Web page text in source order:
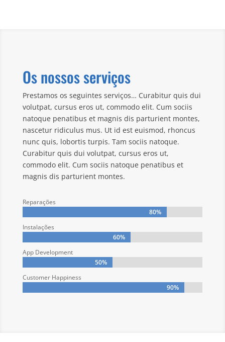
Os nossos serviços
Prestamos os seguintes serviços… Curabitur quis dui
volutpat, cursus eros ut, commodo elit. Cum sociis
natoque penatibus et magnis dis parturient montes,
nascetur ridiculus mus. Ut id est euismod, rhoncus
nunc quis, lobortis turpis. Tam sociis natoque.
Curabitur quis dui volutpat, cursus eros ut,
commodo elit. Cum sociis natoque penatibus et
magnis dis parturient montes.
Reparações
80%
80%
Instalações
60%
60%
App Development
50%
50%
Customer Happiness
90%
90%